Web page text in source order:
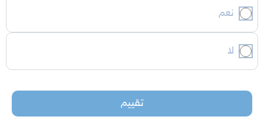
نعم
لا
تقييم